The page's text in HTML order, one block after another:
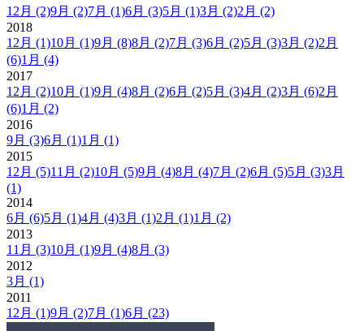
12月 (2)9月 (2)7月 (1)6月 (3)5月 (1)3月 (2)2月 (2)
2018
12月 (1)10月 (1)9月 (8)8月 (2)7月 (3)6月 (2)5月 (3)3月 (2)2月
(6)1月 (4)
2017
12月 (2)10月 (1)9月 (4)8月 (2)6月 (2)5月 (3)4月 (2)3月 (6)2月
(6)1月 (2)
2016
9月 (3)6月 (1)1月 (1)
2015
12月 (5)11月 (2)10月 (5)9月 (4)8月 (4)7月 (2)6月 (5)5月 (3)3月
(1)
2014
6月 (6)5月 (1)4月 (4)3月 (1)2月 (1)1月 (2)
2013
11月 (3)10月 (1)9月 (4)8月 (3)
2012
3月 (1)
2011
12月 (1)9月 (2)7月 (1)6月 (23)